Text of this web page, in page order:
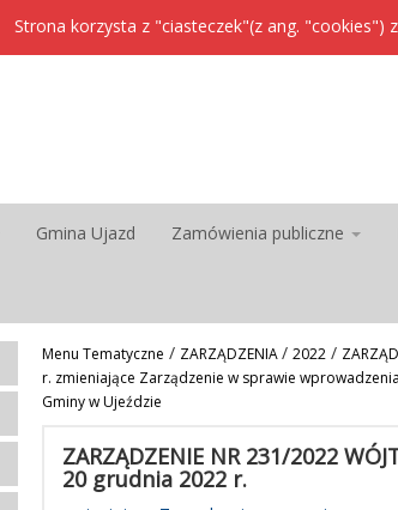
Strona korzysta z "ciasteczek"(z ang. "cookies")
Gmina Ujazd Zamówienia publiczne
Menu Tematyczne / ZARZĄDZENIA/ 2022/
r. zmieniające Zarządzenie w sprawie
Gminy w Ujeździe
ZARZĄDZENIE NR 231/2022
20 grudnia 2022 r.